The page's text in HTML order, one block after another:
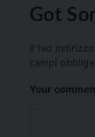
Got
Il tuo
campi
Your